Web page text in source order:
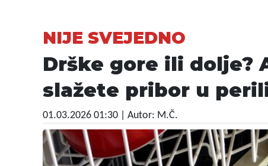
NIJE SVEJEDNO
Drške gore ili dolje?
slažete pribor u
01.03.2026 01:30 | Autor: M.Č.